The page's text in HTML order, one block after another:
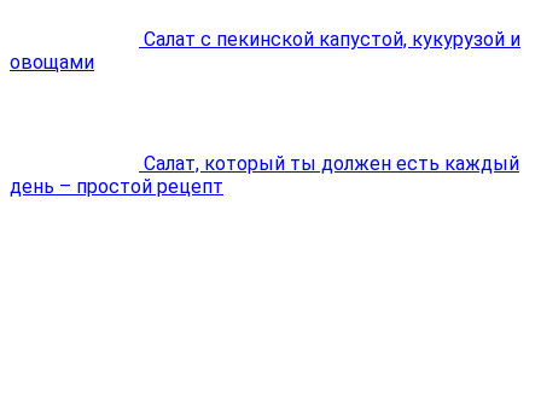
Салат с пекинской капустой, кукурузой и
овощами
Салат, который ты должен есть каждый
день – простой рецепт